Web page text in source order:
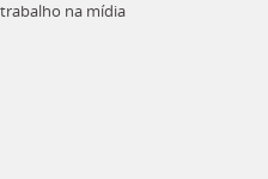
na mídia